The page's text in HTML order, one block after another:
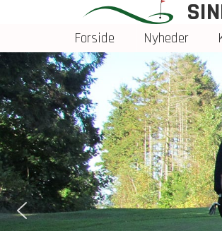
Forside Nyheder